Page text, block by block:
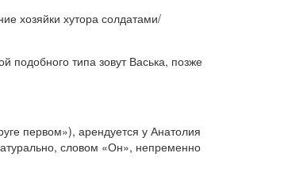
хозяйки хутора солдатами/
подобного типа зовут Васька, позже
первом»), арендуется у Анатолия
словом «Он», непременно